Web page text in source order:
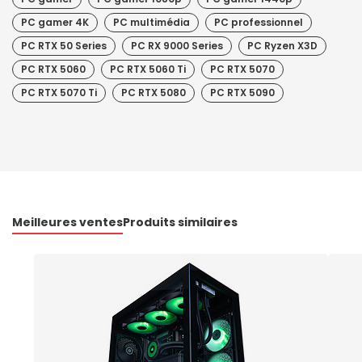
PC gamer 4K
PC multimédia
PC professionnel
PC RTX 50 Series
PC RX 9000 Series
PC Ryzen X3D
PC RTX 5060
PC RTX 5060 Ti
PC RTX 5070
PC RTX 5070 Ti
PC RTX 5080 PC RTX 5090
Meilleures ventesProduits similaires